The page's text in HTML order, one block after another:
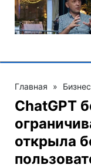
Главная » Бизнес
ChatGPT
открыла